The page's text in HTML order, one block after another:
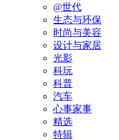
@世代
生态与环保
时尚与美容
设计与家居
光影
科玩
科普
汽车
心事家事
精选
特辑